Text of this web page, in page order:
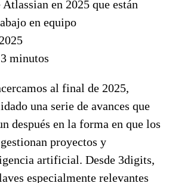
3 minutos
al final de 2025,
una serie de avances que
después en la forma en que los
proyectos y
artificial. Desde 3digits,
especialmente relevantes